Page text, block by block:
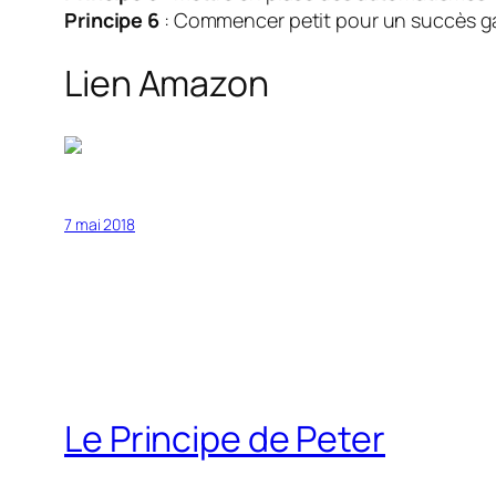
Principe 6 : Commencer petit pour un succès
Lien Amazon
7 mai 2018
Le Principe de Peter